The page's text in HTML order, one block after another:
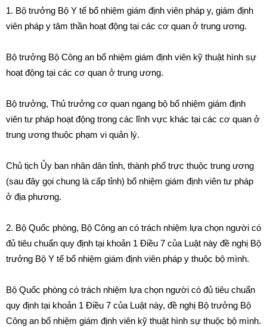
1. Bộ trưởng Bộ Y tế bổ nhiệm giám định viên pháp y, giám định
viên pháp y tâm thần hoạt động tại các cơ quan ở trung ương.
Bộ trưởng Bộ Công an bổ nhiệm giám định viên kỹ thuật hình sự
hoạt động tại các cơ quan ở trung ương.
Bộ trưởng, Thủ trưởng cơ quan ngang bộ bổ nhiệm giám định
viên tư pháp hoạt động trong các lĩnh vực khác tại các cơ quan ở
trung ương thuộc phạm vi quản lý.
Chủ tịch Ủy ban nhân dân tỉnh, thành phố trực thuộc trung ương
(sau đây gọi chung là cấp tỉnh) bổ nhiệm giám định viên tư pháp
ở địa phương.
2. Bộ Quốc phòng, Bộ Công an có trách nhiệm lựa chọn người có
đủ tiêu chuẩn quy định tại khoản 1 Điều 7 của Luật này đề nghị Bộ
trưởng Bộ Y tế bổ nhiệm giám định viên pháp y thuộc bộ mình.
Bộ Quốc phòng có trách nhiệm lựa chọn người có đủ tiêu chuẩn
quy định tại khoản 1 Điều 7 của Luật này, đề nghị Bộ trưởng Bộ
Công an bổ nhiệm giám định viên kỹ thuật hình sự thuộc bộ mình.